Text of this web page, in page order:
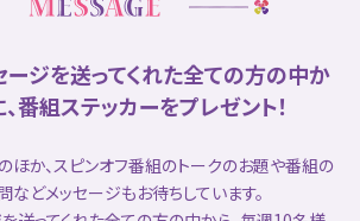
ージを送ってくれた全ての方の中か
番組ステッカーをプレゼント！
ほか、スピンオフ番組のトークのお題や番組の
などメッセージもお待ちしています。